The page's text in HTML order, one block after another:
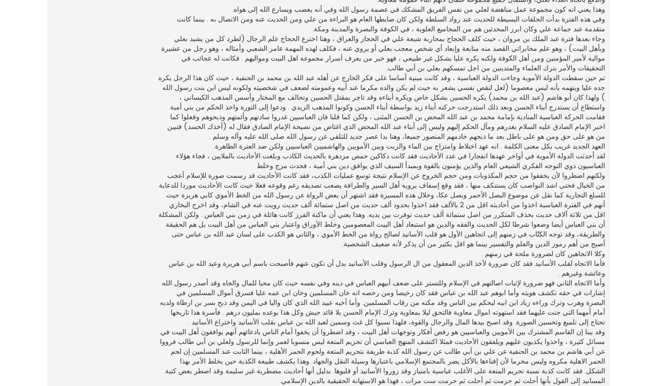
وهذا يعني انه كون مجموعة عمل مناهضة لعلي من نفس الفريق المشكك في عصمة رسول الله وفي أنه يغضب ويسارع الله إلى هواه.
وفي هذه الفترة بدأت الحلقات البسيطة للحديث عند رواد السلطة ولكن كان ضابطها العام هو البراءة من علي ومن الحديث عنه ومن الاتصال به . بينما كانت
متقدمة عند جماعة علي وكان ابرز المحدثين هم من المجاميع العلوية ، في الكوفة والبصرة والمدينة ومكة.
وجاء بعدها فترة عبد الملك بن مروان ، حيث كلف الحجاج بمحاربة شيعة علي في الحجاز والعراق ، وهنا اخترع الحجاج علم الرجال (لطرد كل من يشيد بعلي
وبأهل البيت) ، وهو علم مخابراتي القصد منه متابعة وإبعاد أي شخص معجب بعلي أو يروي عنه ، فكلف لهذه المهمة عامر الشعبي وأمثاله ، وهو رجل من عشيرة
موالية لأمير المؤمنين ومن أهل الكوفة ولكنه يكره عليا بشكل غير طبيعي ، فهو خير من يعرف أسرار مجموعة اهل البيت ومواليهم . فكانت له عجائب في
التحقيقات والأمر بترك العلماء والمتدينين من اجل تمسكهم بعلي بن أبي طالب.
ثم حين سقطت الدولة الأموية وجاءت الدولة العباسية ، وقد كانت مبنية أساسا على فكر الخارج عن أهله عبد الله بن محمد بن الحنفية ، حيث كان هذا الرجل يكره
جده عليا ويتهمه بأنه ليس معصوما (لعل لنقص نفسي يشعر به حيث لم يكن والده مكرما عند أبيه وعمومته لضعف في شخصيته ولكونه ليس ابن بنت رسول الله
) ولهذا كان أبو هاشم (عبد الله بن محمد) يكره الحسين بشكل خاص ويكره أبناءه وقد تاجر بمقتل الحسين وتحالف مع المختار وأسس المذهب الكيساني ،
واستطاع أن يستدرج أبناء الحسن وبعد ذلك استدرجت حركته أبناء زيد بواسطة أبناء الحسن وكونوا المذهب الزيدي . ودعوا إلى الثورة واخذ الحكم من بني أمية
فقامت الحركة العباسية المنادية بإمامة محمد بن عبد الله المحض بن الحسن المثنى ، ولكن كما قلنا فان العباسيين غدروا سادتهم وأئمتهم وذبحوهم وفعلوا كما
اخبر الإمام الصادق عليه السلام بغدرهم ومآل الحكم إليهم وليس إلى أبناء عبد الله المحض الذي اغتاض من نصيحة الإمام الصادق فقال له (أخذك الحسد) فتبين
من هو على حق ومن هو على باطل بعد ما ذبحهم خادمهم المنصور جميعا، وهنا بدا عصر جديد للتلقي عن رسول الله صلى الله عليه وآله وسلم .
العهد الجديد غريب بكل معنى الكلمة . انه عهد اختلاط وامتزاج بين الماء والزيت وبين الأمويين والهاشميين العباسيين ولكن ضد العترة الطاهرة.
لقد أحدثت الدولة الأموية في أواخر عهدها انفجارا في عدد الأحاديث فقد كانت دكاكين حمص مزدهرة بالحديث الكاذب وبلغت الأحاديث بالملايين ، فجاء هؤلاء
العباسيون ذوي التوجه الفكري الشيعي العام والذين يؤمنون بالقوة وبمبدأ السيف الذي يوافق دين بني أمية ، فحدث مزج وخلط
ولكنهم اضطروا لأن يخففوا من حجم المكذوبات ومن حجم الخروج عن الإسلام نتيجة توسع عمليات الكذب، فقد كانت الأحاديث قد رسمت صورة للإسلام أعجب
من الخيال فحتى اشد النواصب كان يستنكف منها ، فقد وقع إسفاف يرويه أهل السير والطرافة يصعب تصديقه رغم وقوعه فعلا حيث كانت الأحاديث موردا للدعاية
للسلع التجارية كما نقل عن موضوع البصل الأحمر وبصل عكا، وخلال هذه المسيرة فقد اشتهر أن بعض الرواة عن رسول الله من الخط الأموي كابي هريرة حيث
أنهم في الفترة العباسية اخذوا من أحاديثه اقل من 2 بالألف فقد اخذوا بحدود ألف حديث من اصل ستمائة ألف حديث رويت عنه في الشام، وقد اخرج البخاري
اقل من ثلاثة آلاف حديث بحذف المتكرر من اصل ستمائة ألف حديث توفرت بين يديه. وهذا يعني أن ماكنة الفرز كانت هائلة في زمن بني العباس . ولكن المشكلة
أن بني العباس أيضا وضعوا شرطا لكل الحديث والفقه والدين هو استبعاد أهل البيت المعصومين وخلط الأوراق واعتبار بني العباس من أهل البيت بل هم الحقيقة
والطريقة، وقد توجه الكتّاب في زمنهم إلى اتجاهين الأول هو قلب الأسانيد لصالح رواة من الخط الأموي ، والثاني هو الكذب على لسان عبد الله بن عباس حتى
أصبح من أهم رموز الدين والعلم والتفسير بينما هو اقل بكثير من أن يذكر لأنه ضعيف الشخصية.
وكلا الاتجاهين كان لضرورة ملحة في زمنهم .
فأما الاتجاه لقلب الأسانيد فقد كان ضرورة لأخذ الدين المعقول من ال الرسول وقلب الأسانيد بدل أن تكون عنهم فأصبحت باسم أبي هريرة وعبد الله بن عباس
وعائشة وغيرهم .
وأما الاتجاه الثاني فهو ضرورة لإثبات اصالتهم في الإسلام وللتستر على ضعف أبيهم العباس في دينه وفي نفسه حيث كان محبا للمال والجاه وقد أصدر رسول الله
إشارات في حقه تكشف هويته وأما ابوهم عبد الله بن عباس فقد كان رخيصا ومن رخصه انه خان المسلمين وخان ابن عمه عليا فسرق أموال المسلمين في
البصرة وهرب وترك وراءه زياد ابن ابيه ليحكم بين الناس وقد مكنه من رقاب المسلمين. وأما أخيه عبيد الله الذي كان واليا في اليمن وقد ذبح بسر بن ارطاة ولديه
أمام أمهما التي جنت عليهما فقد استهوته اموال معاوية فالتحق ليلا بمعاوية وترك الإمام الحسن بلا قائد جيش وكل هذا بوعده بمليون درهم . فأسرة هذا تاريخها
تحتاج إلى تلميع وتحسين الصورة. وقد اصبح بيدها المال والرجال والقوة، فلهذا نسبوا كل غث وسمين لعبد الله بن عباس بقلب الأسانيد واختراع الأسانيد .
وقد بينا إن القاسم المشترك بين الأمويين والعباسيين هو رفض أفكار وتوجهات أهل البيت ، وقد اضطروا أن يخفوا أمام الناس بادعائهم أنهم يوافقون أهل البيت في
مسائل كثيرة ، واخذوا يكذبون عليهم ويلفقون الأحاديث فمثلا اكتشف المنهج العباسي أن تحريم المتعة ليس منسوبا لعمر وإنما للرسول ولعلي بن أبي طالب فرووا
عن أبي هاشم بن محمد بن الحنفية عن علي بن أبي طالب عن رسول الله كذبة طريفة بتحريم المتعة ولحوم الحمر الأهلية ، بينما الثابت عند المسلمين إن لحم
الحمر الاهلية مكروه وليس محرما لأن إفناءها بالأكل يضر بالمجتمع الإسلامي باعتبارها وسيلة النقل والجهاد. وهذا يكشف طبيعة الكذبة حين يخلط الأمر بهذا
الشكل. فقد كانت كذبة نسبة تحريم المتعة على الأغلب عباسية بامتياز وقد زوروا الأسانيد أو قلبوها. بدليل أنها أحاديث مضطربة غير سليمة وقد اضطر بعض كتبة
المسانيد إلى القول بأنها أحلت ثم حرمت ثم أحلت ثم حرمت ست مرات ، فهذا هو الاستهانة الحقيقية بالدين الإسلامي.